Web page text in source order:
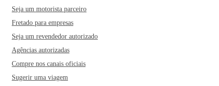
Seja um motorista parceiro
Fretado para empresas
Seja um revendedor autorizado
Agências autorizadas
Compre nos canais oficiais
Sugerir uma viagem